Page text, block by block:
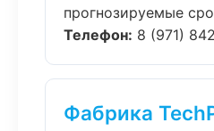
прогнозируемые
Телефон: 8 (971)
Фабрика